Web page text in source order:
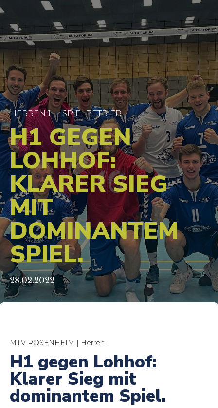
HERREN 1 SPIELBETRIEB
H1 GEGEN
LOHHOF:
KLARER SIEG
MIT
DOMINANTEM
SPIEL.
28.02.2022
MTV ROSENHEIM | Herren 1
H1 gegen Lohhof:
Klarer Sieg mit
dominantem Spiel.